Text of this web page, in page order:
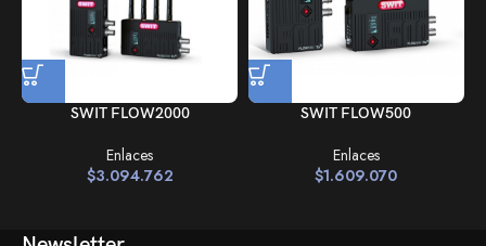
SWIT FLOW2000
Enlaces
$3.094.762
SWIT FLOW500
Enlaces
$1.609.070